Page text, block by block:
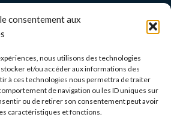
consentement aux
nous utilisons des technologies
et/ou accéder aux informations des
à ces technologies nous permettra de traiter
de navigation ou les ID uniques sur
ou de retirer son consentement peut avoir
caractéristiques et fonctions.